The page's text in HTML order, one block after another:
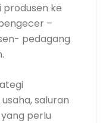
ke
–
pedagang
saluran
perlu